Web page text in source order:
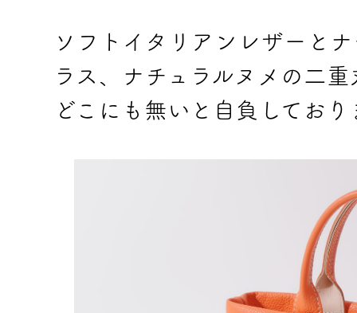
ソフトイタリアンレザーと
ラス、ナチュラルヌメの二
どこにも無いと自負しており